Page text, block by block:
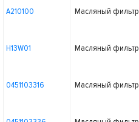
A210100 Масляный фильтр
H13W01 Масляный фильтр
0451103316 Масляный фильтр